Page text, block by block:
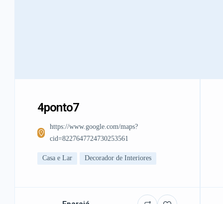
4ponto7
https://www.google.com/maps?
cid=8227647724730253561
Casa e Lar Decorador de Interiores